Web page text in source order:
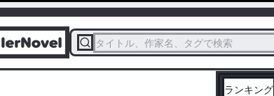
タイトル、作家名、タグで検索
ランキング